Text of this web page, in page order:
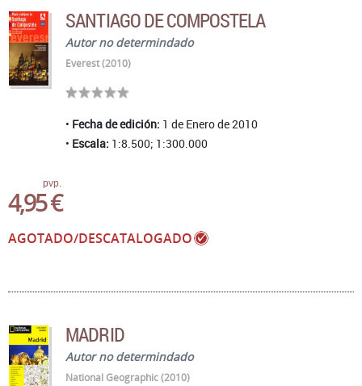
SANTIAGO DE COMPOSTELA
Autor no determindado
Everest (2010)
Fecha de edición: 1 de Enero de 2010
Escala: 1:8.500; 1:300.000
pvp.
4,95 €
AGOTADO/DESCATALOGADO
MADRID
Autor no determindado
National Geographic (2010)